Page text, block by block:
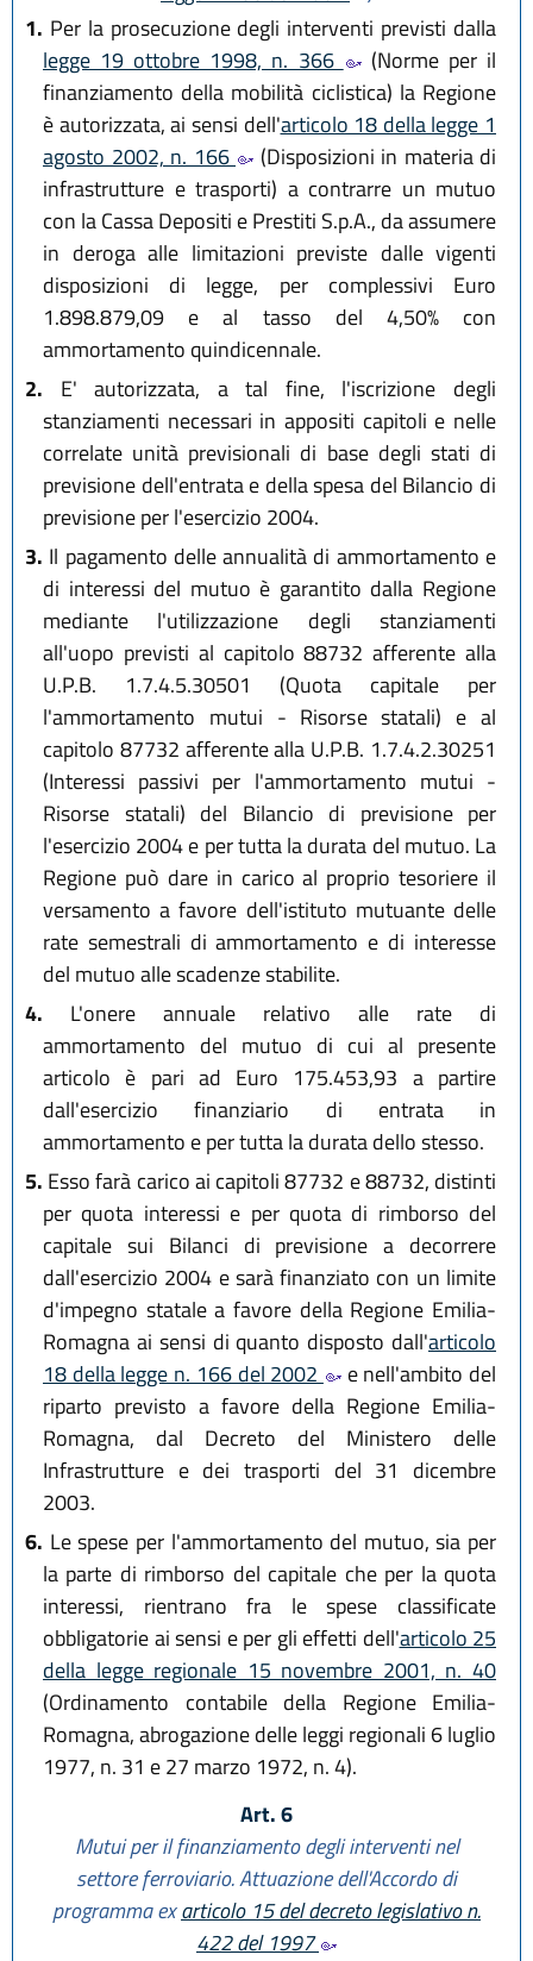
1. Per la prosecuzione degli interventi previsti dalla
legge 19 ottobre 1998, n. 366
(Norme per il
finanziamento della mobilità ciclistica) la Regione
è autorizzata, ai sensi dell'articolo 18 della legge 1
agosto 2002, n. 166
(Disposizioni in materia di
infrastrutture e trasporti) a contrarre un mutuo
con la Cassa Depositi e Prestiti S.p.A., da assumere
in deroga alle limitazioni previste dalle vigenti
disposizioni di legge, per complessivi Euro
1.898.879,09 e al tasso del 4,50% con
ammortamento quindicennale.
2. E' autorizzata, a tal fine, l'iscrizione degli
stanziamenti necessari in appositi capitoli e nelle
correlate unità previsionali di base degli stati di
previsione dell'entrata e della spesa del Bilancio di
previsione per l'esercizio 2004.
3. Il pagamento delle annualità di ammortamento e
di interessi del mutuo è garantito dalla Regione
mediante l'utilizzazione degli stanziamenti
all'uopo previsti al capitolo 88732 afferente alla
U.P.B. 1.7.4.5.30501 (Quota capitale per
l'ammortamento mutui - Risorse statali) e al
capitolo 87732 afferente alla U.P.B. 1.7.4.2.30251
(Interessi passivi per l'ammortamento mutui -
Risorse statali) del Bilancio di previsione per
l'esercizio 2004 e per tutta la durata del mutuo. La
Regione può dare in carico al proprio tesoriere il
versamento a favore dell'istituto mutuante delle
rate semestrali di ammortamento e di interesse
del mutuo alle scadenze stabilite.
4. L'onere annuale relativo alle rate di
ammortamento del mutuo di cui al presente
articolo è pari ad Euro 175.453,93 a partire
dall'esercizio finanziario di entrata in
ammortamento e per tutta la durata dello stesso.
5. Esso farà carico ai capitoli 87732 e 88732, distinti
per quota interessi e per quota di rimborso del
capitale sui Bilanci di previsione a decorrere
dall'esercizio 2004 e sarà finanziato con un limite
d'impegno statale a favore della Regione Emilia-
Romagna ai sensi di quanto disposto dall'articolo
18 della legge n. 166 del 2002
e nell'ambito del
riparto previsto a favore della Regione Emilia-
Romagna, dal Decreto del Ministero delle
Infrastrutture e dei trasporti del 31 dicembre
2003.
6. Le spese per l'ammortamento del mutuo, sia per
la parte di rimborso del capitale che per la quota
interessi, rientrano fra le spese classificate
obbligatorie ai sensi e per gli effetti dell'articolo 25
della legge regionale 15 novembre 2001, n. 40
(Ordinamento contabile della Regione Emilia-
Romagna, abrogazione delle leggi regionali 6 luglio
1977, n. 31 e 27 marzo 1972, n. 4).
Art. 6
Mutui per il finanziamento degli interventi nel
settore ferroviario. Attuazione dell'Accordo di
programma exarticolo 15 del decreto legislativo n.
422 del 1997